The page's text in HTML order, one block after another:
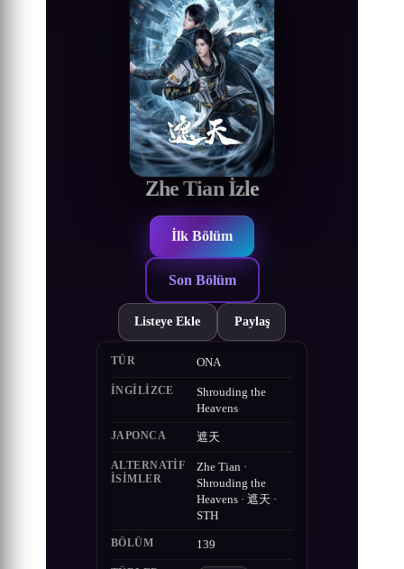
Zhe Tian İzle
İlk Bölüm
Son Bölüm
Listeye Ekle Paylaş
TÜR ONA
İNGILIZCE
Shrouding the
Heavens
JAPONCA 遮天
ALTERNATIF
ISIMLER
Zhe Tian ·
Shrouding the
Heavens · 遮天 ·
STH
BÖLÜM 139